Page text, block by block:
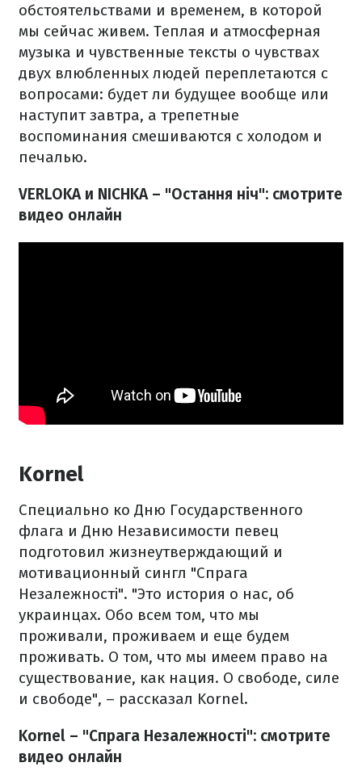
обстоятельствами и временем, в которой
мы сейчас живем. Теплая и атмосферная
музыка и чувственные тексты о чувствах
двух влюбленных людей переплетаются с
вопросами: будет ли будущее вообще или
наступит завтра, а трепетные
воспоминания смешиваются с холодом и
печалью.
VERLOKA и NICHKA – "Остання ніч": смотрите
видео онлайн
Kornel
Специально ко Дню Государственного
флага и Дню Независимости певец
подготовил жизнеутверждающий и
мотивационный сингл "Спрага
Незалежності". "Это история о нас, об
украинцах. Обо всем том, что мы
проживали, проживаем и еще будем
проживать. О том, что мы имеем право на
существование, как нация. О свободе, силе
и свободе", – рассказал Kornel.
Kornel – "Спрага Незалежності": смотрите
видео онлайн